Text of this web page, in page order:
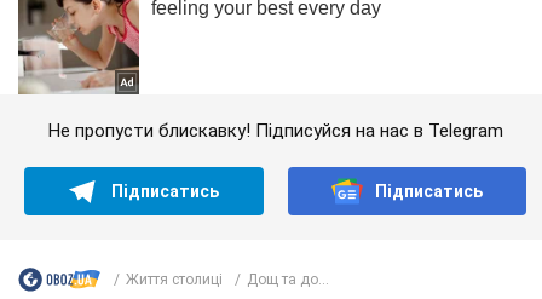
Не пропусти блискавку! Підписуйся на нас в Telegram
Підписатись Підписатись
Життя столиці Дощ та до...